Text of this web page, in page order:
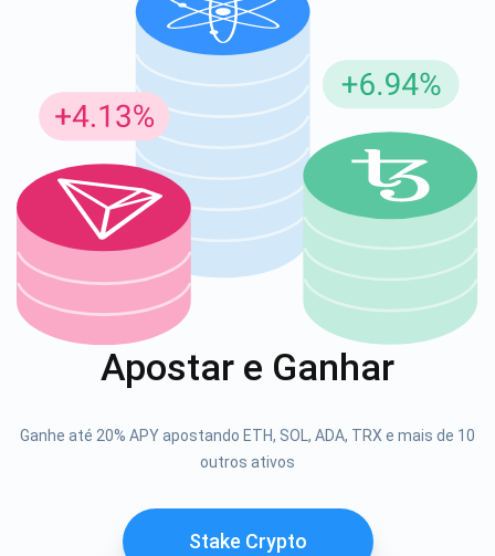
Apostar e Ganhar
Ganhe até 20% APY apostando ETH, SOL, ADA, TRX e mais de 10
outros ativos
Stake Crypto
1000.000
SE
INSCREVER
support@atomicwallet.io
Confira nosso YouTube
Inscreva-se para atualizações
Seja o primeiro a receber as últimas atualizações do
projeto e guias de criptografia
Se inscrever